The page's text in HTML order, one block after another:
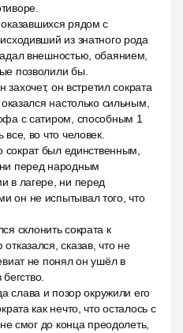
рядом с
из знатного рода
внешностью, обаянием,
позволили бы.
захочет, он встретил сократа
настолько сильным,
с сатиром, способным 1
во что человек.
сократ был единственным,
перед народным
в лагере, ни перед
он не испытывал того, что
склонить сократа к
сказав, что не
не понял он ушёл в
слава и позор окружили его
как нечто, что осталось с
смог до конца преодолеть,